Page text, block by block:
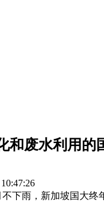
和废水利用的
雨，新加坡国大终